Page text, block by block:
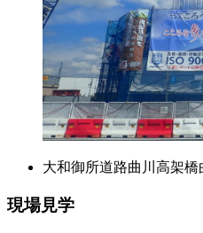
大和御所道路曲川高架
現場見学